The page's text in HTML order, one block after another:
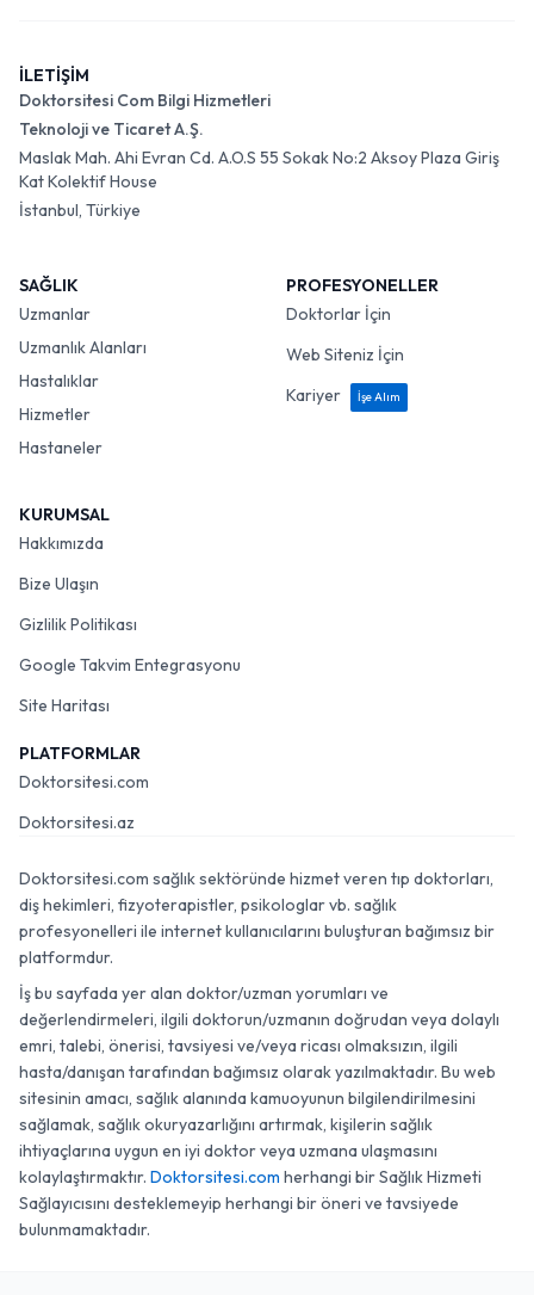
İLETİŞİM
Doktorsitesi Com Bilgi Hizmetleri
Teknoloji ve Ticaret A.Ş.
Maslak Mah. Ahi Evran Cd. A.O.S 55 Sokak No:2 Aksoy Plaza Giriş
Kat Kolektif House
İstanbul, Türkiye
SAĞLIK
Uzmanlar
Uzmanlık Alanları
Hastalıklar
Hizmetler
Hastaneler
PROFESYONELLER
Doktorlar İçin
Web Siteniz İçin
Kariyer
İşe Alım
KURUMSAL
Hakkımızda
Bize Ulaşın
Gizlilik Politikası
Google Takvim Entegrasyonu
Site Haritası
PLATFORMLAR
Doktorsitesi.com
Doktorsitesi.az
Doktorsitesi.com sağlık sektöründe hizmet veren tıp doktorları,
diş hekimleri, fizyoterapistler, psikologlar vb. sağlık
profesyonelleri ile internet kullanıcılarını buluşturan bağımsız bir
platformdur.
İş bu sayfada yer alan doktor/uzman yorumları ve
değerlendirmeleri, ilgili doktorun/uzmanın doğrudan veya dolaylı
emri, talebi, önerisi, tavsiyesi ve/veya ricası olmaksızın, ilgili
hasta/danışan tarafından bağımsız olarak yazılmaktadır. Bu web
sitesinin amacı, sağlık alanında kamuoyunun bilgilendirilmesini
sağlamak, sağlık okuryazarlığını artırmak, kişilerin sağlık
ihtiyaçlarına uygun en iyi doktor veya uzmana ulaşmasını
kolaylaştırmaktır. Doktorsitesi.com herhangi bir Sağlık Hizmeti
Sağlayıcısını desteklemeyip herhangi bir öneri ve tavsiyede
bulunmamaktadır.